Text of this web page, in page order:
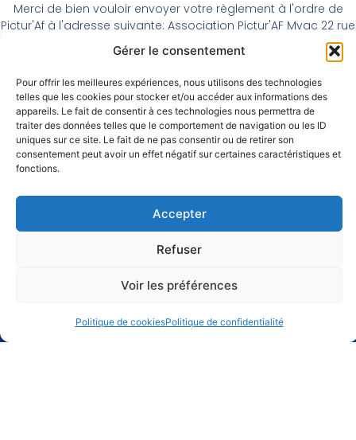
Gérer le consentement
Pour offrir les meilleures expériences, nous utilisons des technologies
telles que les cookies pour stocker et/ou accéder aux informations des
appareils. Le fait de consentir à ces technologies nous permettra de
traiter des données telles que le comportement de navigation ou les ID
uniques sur ce site. Le fait de ne pas consentir ou de retirer son
consentement peut avoir un effet négatif sur certaines caractéristiques et
fonctions.
Accepter
Refuser
Voir les préférences
Politique de cookiesPolitique de confidentialité
Merci de bien vouloir envoyer votre règlement à l'ordre de
Pictur'Af à l'adresse suivante: Association Pictur'AF Mvac 22 rue
Deparcieux 75014 Paris BAL 116.
Menu